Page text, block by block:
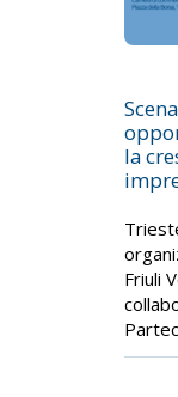
la
Friuli